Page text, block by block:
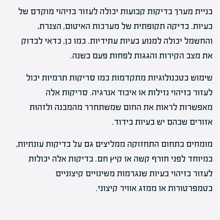
בניית מערך בדיקות קבועות יכולה לעזור בזיהוי מוקדם של
בעיות. בדיקה תקופתית של מערכות האיטום, הצנרת,
והחשמל יכולה למנוע בעיות עתידיות. כמו כן, כדאי לבדוק
את מצב הקירות והגגות לפחות פעם בשנה.
שימוש בטכנולוגיות מתקדמות כמו סריקות תרמיות יכול
לעזור בזיהוי נזילות או איבוד אנרגיה. סריקות אלה
מאפשרות לראות את החום שמשתחרר מהמבנה ולזהות
אזורים שבהם יש בעיות בידוד.
מומחים בתחום התחזוקה ממליצים גם על בדיקות עונתיות,
במיוחד לפני חורף קשה או קיץ חם. בדיקות אלה יכולות
לעזור בזיהוי בעיות שנגרמות משינויים קיצוניים
בטמפרטורות או ממזג אוויר קיצוני.